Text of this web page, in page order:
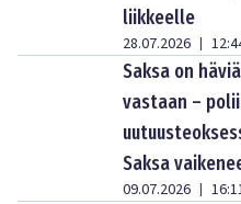
liikkeelle
28.07.2026 |
Saksa on
vastaan –
Saksa
09.07.2026 |